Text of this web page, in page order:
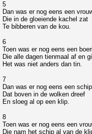
5
Dan was er nog eens een
Die in de gloeiende kachel zat
Te bibberen van de kou.
6
Toen was er nog eens een
Die alle dagen tienmaal af en
Het was niet anders dan tin.
7
Dan was er nog eens een schip
Dat boven in de wolken dreef
En sloeg al op een klip.
8
Toen was er nog eens een
Die nam het schip al van de